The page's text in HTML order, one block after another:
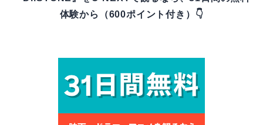
体験から（600ポイント付き）👇